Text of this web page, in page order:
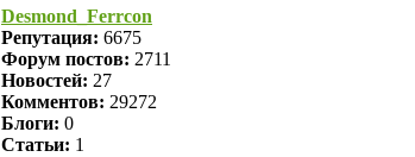
Desmond_Ferrcon
Репутация: 6675
Форум постов: 2711
Новостей: 27
Комментов: 29272
Блоги: 0
Статьи: 1